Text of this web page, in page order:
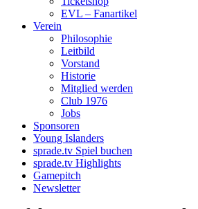
EVL – Fanartikel
Verein
Philosophie
Leitbild
Vorstand
Historie
Mitglied werden
Club 1976
Jobs
Sponsoren
Young Islanders
sprade.tv Spiel buchen
sprade.tv Highlights
Gamepitch
Newsletter